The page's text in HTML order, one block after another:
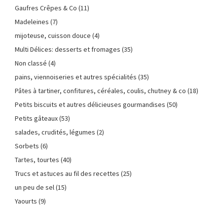
Gaufres Crêpes & Co (11)
Madeleines (7)
mijoteuse, cuisson douce (4)
Multi Délices: desserts et fromages (35)
Non classé (4)
pains, viennoiseries et autres spécialités (35)
Pâtes à tartiner, confitures, céréales, coulis, chutney & co (18)
Petits biscuits et autres délicieuses gourmandises (50)
Petits gâteaux(53)
salades, crudités, légumes (2)
Sorbets (6)
Tartes, tourtes (40)
Trucs et astuces au fil des recettes (25)
un peu de sel(15)
Yaourts (9)